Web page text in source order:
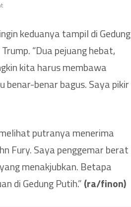
keduanya tampil di Gedung
“Dua pejuang hebat,
kita harus membawa
benar-benar bagus. Saya pikir
putranya menerima
Fury. Saya penggemar berat
menakjubkan. Betapa
di Gedung Putih.”(ra/finon)